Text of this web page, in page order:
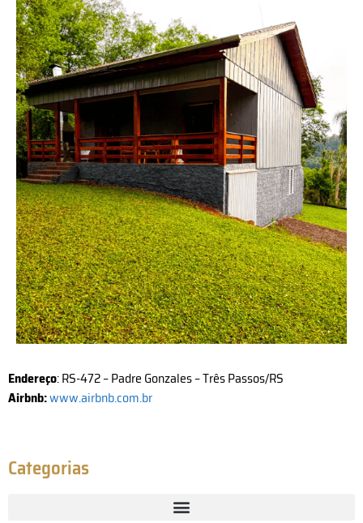
Endereço: RS-472 – Padre Gonzales – Três Passos/RS
Airbnb:www.airbnb.com.br
Categorias